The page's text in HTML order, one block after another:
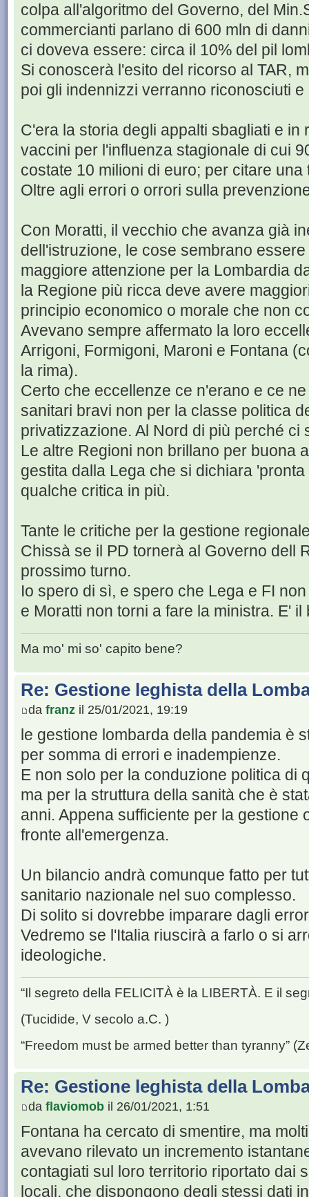
colpa all'algoritmo del Governo, del
commercianti parlano di 600 mln di
ci doveva essere: circa il 10% del pil
Si conoscerà l'esito del ricorso al TAR,
poi gli indennizzi verranno riconosciuti
C'era la storia degli appalti sbagliati e in
vaccini per l'influenza stagionale di cui
costate 10 milioni di euro; per citare
Oltre agli errori o orrori sulla
Con Moratti, il vecchio che avanza già
dell'istruzione, le cose sembrano
maggiore attenzione per la Lombardia
la Regione più ricca deve avere
principio economico o morale che non
Avevano sempre affermato la loro
Arrigoni, Formigoni, Maroni e Fontana
la rima).
Certo che eccellenze ce n'erano e ce
sanitari bravi non per la classe politica
privatizzazione. Al Nord di più perché ci
Le altre Regioni non brillano per buona
gestita dalla Lega che si dichiara
qualche critica in più.
Tante le critiche per la gestione
Chissà se il PD tornerà al Governo dell
prossimo turno.
Io spero di sì, e spero che Lega e FI
e Moratti non torni a fare la ministra. E'
Ma mo' mi so' capito bene?
Re: Gestione leghista della
da franz il 25/01/2021, 19:19
le gestione lombarda della pandemia è
per somma di errori e inadempienze.
E non solo per la conduzione politica di
ma per la struttura della sanità che è
anni. Appena sufficiente per la gestione
fronte all'emergenza.
Un bilancio andrà comunque fatto per
sanitario nazionale nel suo complesso.
Di solito si dovrebbe imparare dagli
Vedremo se l'Italia riuscirà a farlo o si
ideologiche.
“Il segreto della FELICITÀ è la LIBERTÀ. E il
(Tucidide, V secolo a.C. )
“Freedom must be armed better than tyranny”
Re: Gestione leghista della
da flaviomob il 26/01/2021, 1:51
Fontana ha cercato di smentire, ma
avevano rilevato un incremento
contagiati sul loro territorio riportato dai
locali, che dispongono degli stessi dati